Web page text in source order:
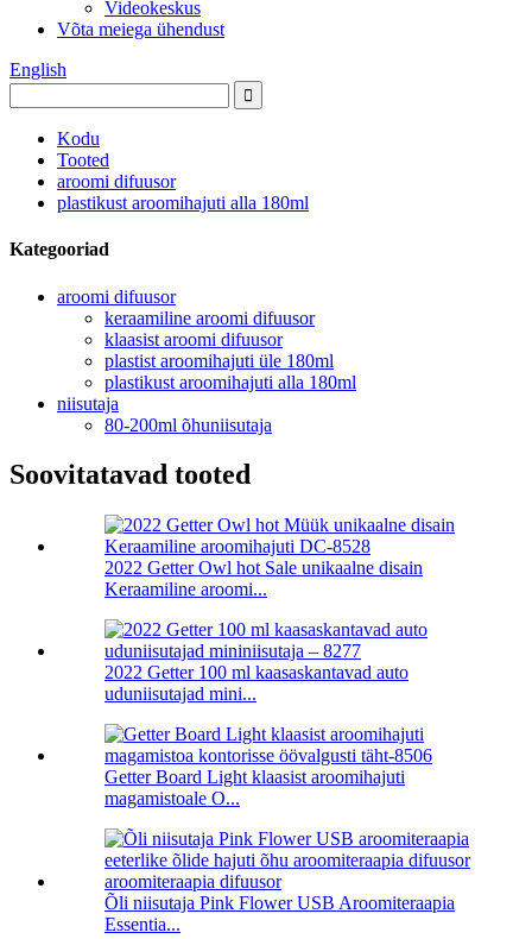
Videokeskus
Võta meiega ühendust
English
Kodu
Tooted
aroomi difuusor
plastikust aroomihajuti alla 180ml
Kategooriad
aroomi difuusor
keraamiline aroomi difuusor
klaasist aroomi difuusor
plastist aroomihajuti üle 180ml
plastikust aroomihajuti alla 180ml
niisutaja
80-200ml õhuniisutaja
Soovitatavad tooted
2022 Getter Owl hot Sale unikaalne disain
Keraamiline aroomi...
2022 Getter 100 ml kaasaskantavad auto
uduniisutajad mini...
Getter Board Light klaasist aroomihajuti
magamistoale O...
Õli niisutaja Pink Flower USB Aroomiteraapia
Essentia...